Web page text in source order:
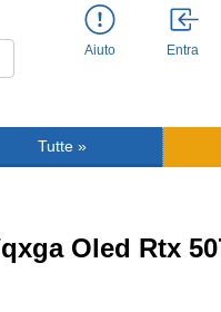
Aiuto Entra
Tutte »
Oled Rtx